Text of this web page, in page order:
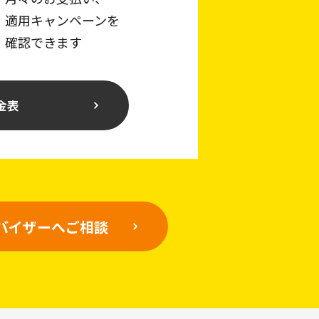
適用キャンペーンを
確認できます
表
イザーへご相談